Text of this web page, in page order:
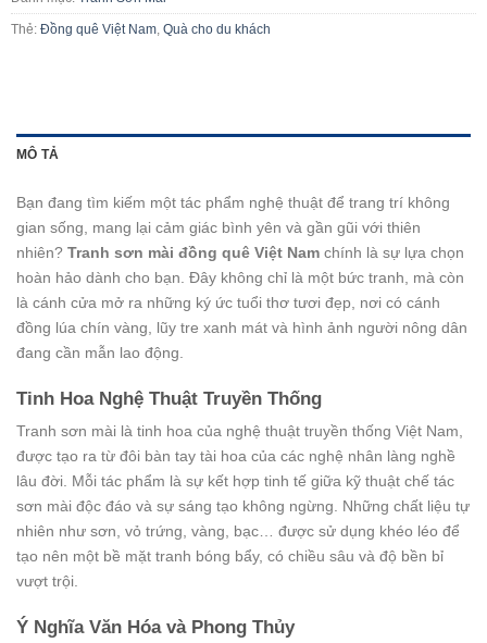
Thẻ: Đồng quê Việt Nam Quà cho du khách
MÔ TẢ
Bạn đang tìm kiếm một tác phẩm nghệ thuật để trang trí không
gian sống, mang lại cảm giác bình yên và gần gũi với thiên
nhiên? Tranh sơn mài đồng quê Việt Nam chính là sự lựa chọn
hoàn hảo dành cho bạn. Đây không chỉ là một bức tranh, mà còn
là cánh cửa mở ra những ký ức tuổi thơ tươi đẹp, nơi có cánh
đồng lúa chín vàng, lũy tre xanh mát và hình ảnh người nông dân
đang cần mẫn lao động.
Tinh Hoa Nghệ Thuật Truyền Thống
Tranh sơn mài là tinh hoa của nghệ thuật truyền thống Việt Nam,
được tạo ra từ đôi bàn tay tài hoa của các nghệ nhân làng nghề
lâu đời. Mỗi tác phẩm là sự kết hợp tinh tế giữa kỹ thuật chế tác
sơn mài độc đáo và sự sáng tạo không ngừng. Những chất liệu tự
nhiên như sơn, vỏ trứng, vàng, bạc… được sử dụng khéo léo để
tạo nên một bề mặt tranh bóng bẩy, có chiều sâu và độ bền bỉ
vượt trội.
Ý Nghĩa Văn Hóa và Phong Thủy